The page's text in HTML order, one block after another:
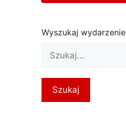
Wyszukaj wydarzenie